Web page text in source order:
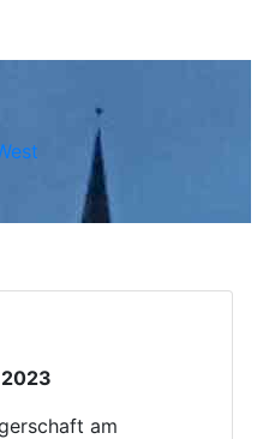
am